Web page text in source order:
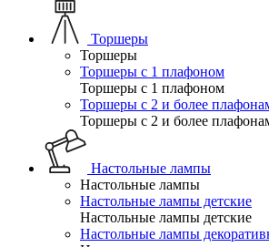
Торшеры
Торшеры
Торшеры с 1 плафоном
Торшеры с 1 плафоном
Торшеры с 2 и более
Торшеры с 2 и более
Настольные лампы
Настольные лампы
Настольные лампы детские
Настольные лампы детские
Настольные лампы